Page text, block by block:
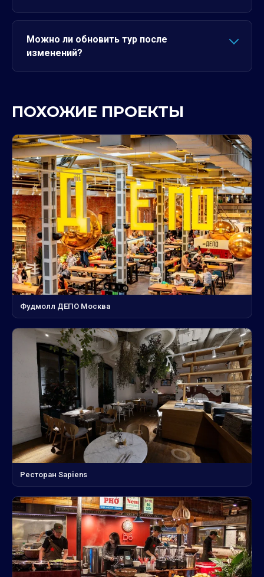
Можно ли обновить тур после
изменений?
ПОХОЖИЕ ПРОЕКТЫ
Фудмолл ДЕПО Москва
Ресторан Sapiens